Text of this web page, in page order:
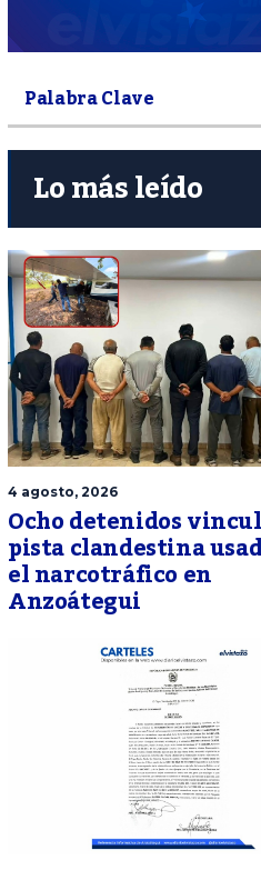
Lo más leído
4 agosto, 2026
Ocho detenidos
pista clandestina
el narcotráfico en
Anzoátegui